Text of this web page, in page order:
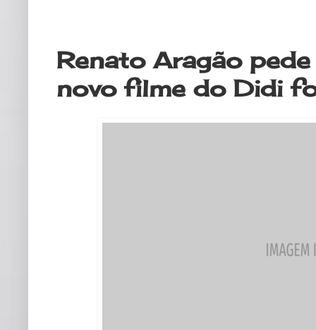
Renato Aragão
novo filme do Didi